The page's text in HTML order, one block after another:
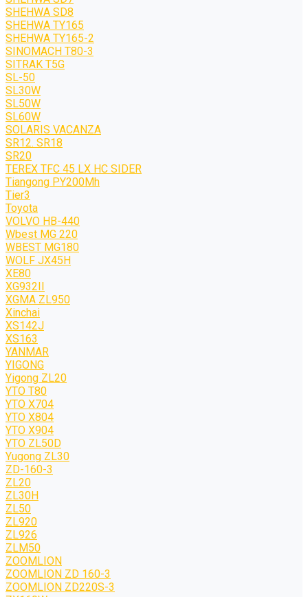
SHEHWA SD8
SHEHWA TY165
SHEHWA TY165-2
SINOMACH T80-3
SITRAK T5G
SL-50
SL30W
SL50W
SL60W
SOLARIS VACANZA
SR12. SR18
SR20
TEREX TFC 45 LX HC SIDER
Tiangong PY200Mh
Tier3
Toyota
VOLVO HB-440
Wbest MG 220
WBEST MG180
WOLF JХ45H
XE80
XG932II
XGMA ZL950
Xinchai
XS142J
XS163
YANMAR
YIGONG
Yigong ZL20
YTO T80
YTO X704
YTO X804
YTO X904
YTO ZL50D
Yugong ZL30
ZD-160-3
ZL20
ZL30H
ZL50
ZL920
ZL926
ZLM50
ZOOMLION
ZOOMLION ZD 160-3
ZOOMLION ZD220S-3